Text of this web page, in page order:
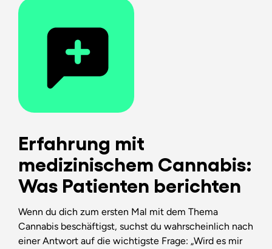
Erfahrung mit
medizinischem Cannabis:
Was Patienten berichten
Wenn du dich zum ersten Mal mit dem Thema
Cannabis beschäftigst, suchst du wahrscheinlich nach
einer Antwort auf die wichtigste Frage: „Wird es mir